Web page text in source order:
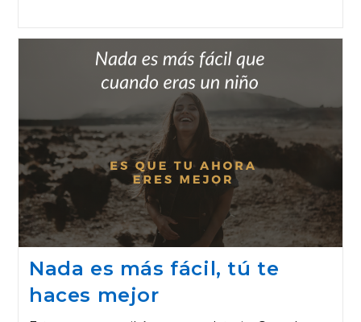
Nada es más fácil, tú te
haces mejor